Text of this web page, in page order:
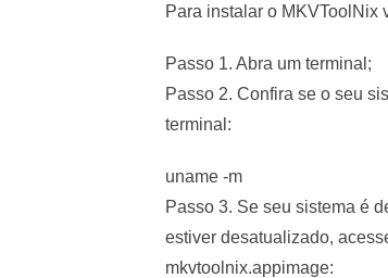
Para instalar o MKVToolNix
Passo 1. Abra um terminal;
Passo 2. Confira se o seu
terminal:
uname -m
Passo 3. Se seu sistema é
estiver desatualizado,
mkvtoolnix.appimage: